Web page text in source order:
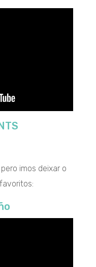
imos deixar o